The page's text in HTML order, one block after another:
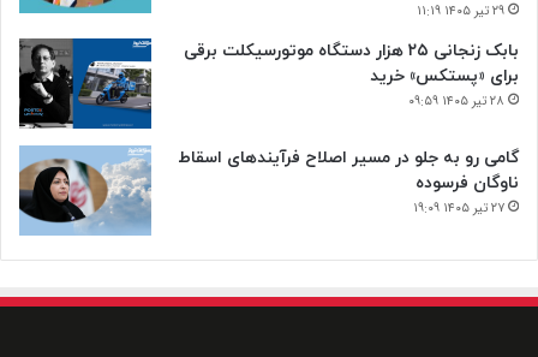
۲۹ تیر ۱۴۰۵ ۱۱:۱۹
بابک زنجانی ۲۵ هزار دستگاه موتورسیکلت برقی
برای «پستکس» خرید
۲۸ تیر ۱۴۰۵ ۰۹:۵۹
گامی رو به جلو در مسیر اصلاح فرآیندهای اسقاط
ناوگان فرسوده
۲۷ تیر ۱۴۰۵ ۱۹:۰۹